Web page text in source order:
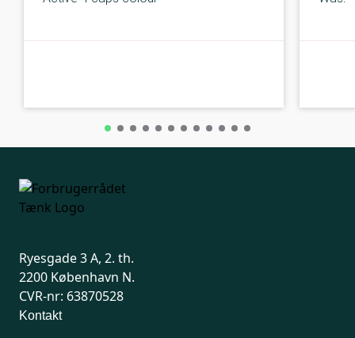
Ryesgade 3 A, 2. th.
2200 København N.
CVR-nr: 63870528
Kontakt